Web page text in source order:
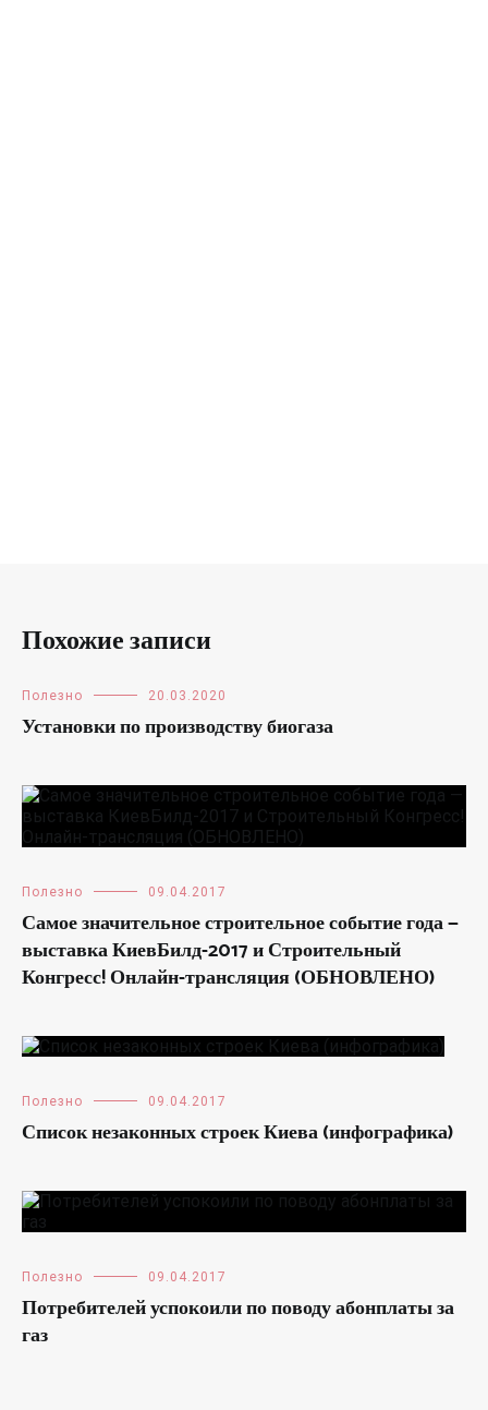
Похожие записи
Полезно 20.03.2020
Установки по производству биогаза
Полезно 09.04.2017
Самое значительное строительное событие года —
выставка КиевБилд-2017 и Строительный
Конгресс! Онлайн-трансляция (ОБНОВЛЕНО)
Полезно 09.04.2017
Список незаконных строек Киева (инфографика)
Полезно 09.04.2017
Потребителей успокоили по поводу абонплаты за
газ